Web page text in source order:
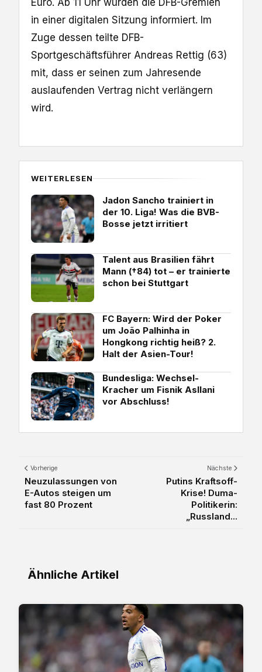
in einer digitalen Sitzung informiert. Im
Zuge dessen teilte DFB-
Sportgeschäftsführer Andreas Rettig (63)
mit, dass er seinen zum Jahresende
auslaufenden Vertrag nicht verlängern
wird.
WEITERLESEN
Jadon Sancho trainiert in
der 10. Liga! Was die BVB-
Bosse jetzt irritiert
Talent aus Brasilien fährt
Mann (†84) tot – er trainierte
schon bei Stuttgart
FC Bayern: Wird der Poker
um João Palhinha in
Hongkong richtig heiß? 2.
Halt der Asien-Tour!
Bundesliga: Wechsel-
Kracher um Fisnik Asllani
vor Abschluss!
Vorherige
Neuzulassungen von
E-Autos steigen um
fast 80 Prozent
Nächste
Putins Kraftsoff-
Krise! Duma-
Politikerin:
„Russland...
Ähnliche Artikel